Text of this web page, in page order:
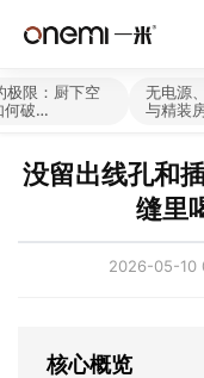
简体中文 ✓
Français
Suomi
极限：厨下空
何破…
无电源
与精装
没留出线孔和
缝里
2026-05-10
核心概览